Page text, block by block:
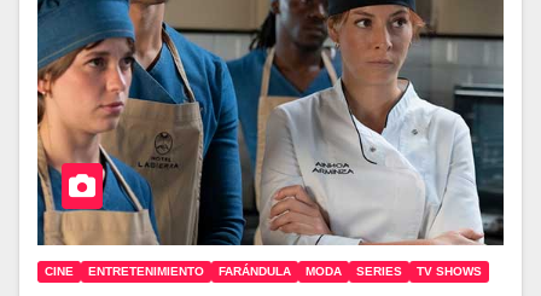
CINE ENTRETENIMIENTO FARÁNDULA MODA SERIES TV SHOWS